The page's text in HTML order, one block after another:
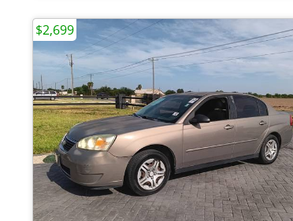
$2,699